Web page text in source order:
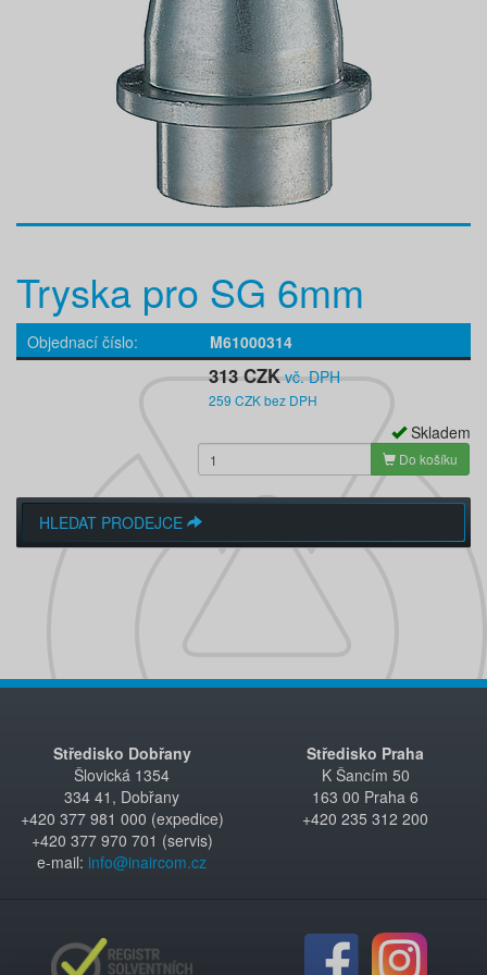
Tryska pro SG 6mm
Objednací číslo M61000314
313 CZK vč. DPH
259 CZK bez DPH
Skladem
Do košíku
HLEDAT PRODEJCE
Středisko Dobřany
Šlovická 1354
334 41, Dobřany
+420 377 981 000 (expedice)
+420 377 970 701 (servis)
e-mail: info@inaircom.cz
Středisko Praha
K Šancím 50
163 00 Praha 6
+420 235 312 200